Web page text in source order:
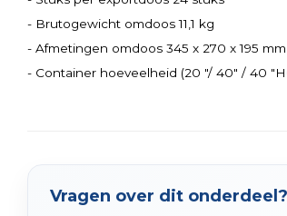
- Brutogewicht omdoos 11,1 kg
- Afmetingen omdoos 345 x 270 x 195 mm
- Container hoeveelheid (20 "/ 40" / 40
Vragen over dit onderdeel?